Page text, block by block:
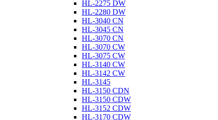
HL-2275 DW
HL-2280 DW
HL-3040 CN
HL-3045 CN
HL-3070 CN
HL-3070 CW
HL-3075 CW
HL-3140 CW
HL-3142 CW
HL-3145
HL-3150 CDN
HL-3150 CDW
HL-3152 CDW
HL-3170 CDW